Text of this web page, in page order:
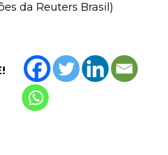
da Reuters Brasil)